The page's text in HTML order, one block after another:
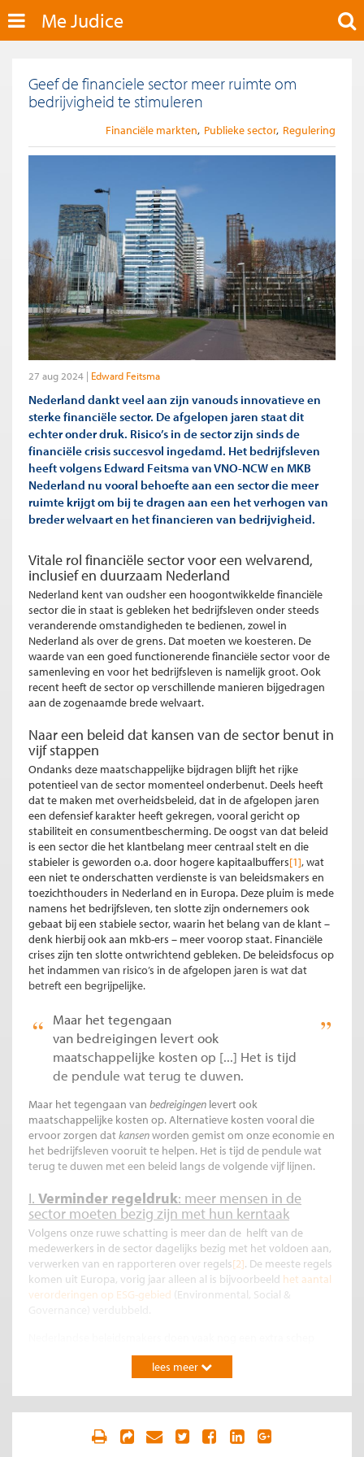
Me Judice
Geef de financiele sector meer ruimte om
bedrijvigheid te stimuleren
Financiële markten Publieke sector Regulering
27 aug 2024 Edward Feitsma
Nederland dankt veel aan zijn vanouds innovatieve en
sterke financiële sector. De afgelopen jaren staat dit
echter onder druk. Risico’s in de sector zijn sinds de
financiële crisis succesvol ingedamd. Het bedrijfsleven
heeft volgens Edward Feitsma van VNO-NCW en MKB
Nederland nu vooral behoefte aan een sector die meer
ruimte krijgt om bij te dragen aan een het verhogen van
breder welvaart en het financieren van bedrijvigheid.
Vitale rol financiële sector voor een welvarend,
inclusief en duurzaam Nederland
Nederland kent van oudsher een hoogontwikkelde financiële
sector die in staat is gebleken het bedrijfsleven onder steeds
veranderende omstandigheden te bedienen, zowel in
Nederland als over de grens. Dat moeten we koesteren. De
waarde van een goed functionerende financiële sector voor de
samenleving en voor het bedrijfsleven is namelijk groot. Ook
recent heeft de sector op verschillende manieren bijgedragen
aan de zogenaamde brede welvaart.
Naar een beleid dat kansen van de sector benut in
vijf stappen
Ondanks deze maatschappelijke bijdragen blijft het rijke
potentieel van de sector momenteel onderbenut. Deels heeft
dat te maken met overheidsbeleid, dat in de afgelopen jaren
een defensief karakter heeft gekregen, vooral gericht op
stabiliteit en consumentbescherming. De oogst van dat beleid
is een sector die het klantbelang meer centraal stelt en die
stabieler is geworden o.a. door hogere kapitaalbuffers[1], wat
een niet te onderschatten verdienste is van beleidsmakers en
toezichthouders in Nederland en in Europa. Deze pluim is mede
namens het bedrijfsleven, ten slotte zijn ondernemers ook
gebaat bij een stabiele sector, waarin het belang van de klant –
denk hierbij ook aan mkb-ers – meer voorop staat. Financiële
crises zijn ten slotte ontwrichtend gebleken. De beleidsfocus op
het indammen van risico’s in de afgelopen jaren is wat dat
betreft een begrijpelijke.
Maar het tegengaan
van bedreigingen levert ook
maatschappelijke kosten op [...] Het is tijd
de pendule wat terug te duwen.
Maar het tegengaan van bedreigingen levert ook
maatschappelijke kosten op. Alternatieve kosten vooral die
ervoor zorgen datkansenworden gemist om onze economie en
het bedrijfsleven vooruit te helpen. Het is tijd de pendule wat
terug te duwen met een beleid langs de volgende vijf lijnen.
I. Verminder regeldruk: meer mensen in de
sector moeten bezig zijn met hun kerntaak
Volgens onze ruwe schatting is meer dan de helft van de
medewerkers in de sector dagelijks bezig met het voldoen aan,
verwerken van en rapporteren over regels[2]. De meeste regels
komen uit Europa, vorig jaar alleen al is bijvoorbeeld het aantal
verorderingen op ESG-gebied (Environmental, Social &
bovenop de Europese regels. Niet alleen de politiek doet dat,
typerend voor de sector is dat zijn eigen toezichthouders ook
complexe wetgeving te verhelderen.
Regels hebben hun functie, maar zijn niet kosteloos. Deze
kosten zijn niet louter financieel. Zo stagneert de
lees meer